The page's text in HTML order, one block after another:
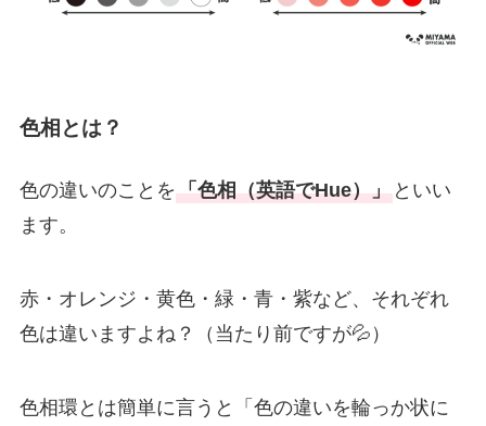
色相とは？
色の違いのことを「色相（英語でHue）」といい
ます。
赤・オレンジ・黄色・緑・青・紫など、それぞれ
色は違いますよね？（当たり前ですが💦）
色相環とは簡単に言うと「色の違いを輪っか状に